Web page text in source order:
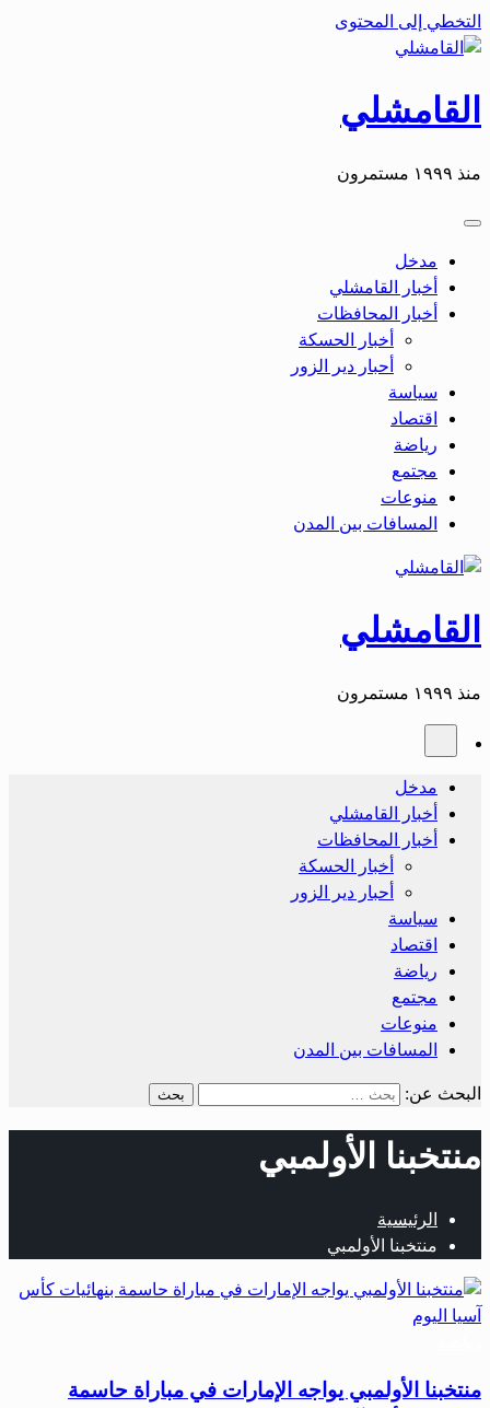
التخطي إلى المحتوى
القامشلي
منذ ١٩٩٩ مستمرون
مدخل
أخبار القامشلي
أخبار المحافظات
أخبار الحسكة
أحبار دير الزور
سياسة
اقتصاد
رياضة
مجتمع
منوعات
المسافات بين المدن
القامشلي
منذ ١٩٩٩ مستمرون
مدخل
أخبار القامشلي
أخبار المحافظات
أخبار الحسكة
أحبار دير الزور
سياسة
اقتصاد
رياضة
مجتمع
منوعات
المسافات بين المدن
البحث عن:
منتخبنا الأولمبي
الرئيسية
منتخبنا الأولمبي
منتخبنا الأولمبي يواجه الإمارات في مباراة حاسمة